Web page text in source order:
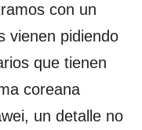
con un
vienen pidiendo
que tienen
coreana
un detalle no